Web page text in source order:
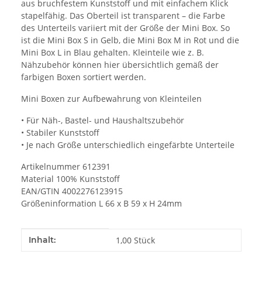
aus bruchfestem Kunststoff und mit einfachem Klick
stapelfähig. Das Oberteil ist transparent – die Farbe
des Unterteils variiert mit der Größe der Mini Box. So
ist die Mini Box S in Gelb, die Mini Box M in Rot und die
Mini Box L in Blau gehalten. Kleinteile wie z. B.
Nähzubehör können hier übersichtlich gemäß der
farbigen Boxen sortiert werden.
Mini Boxen zur Aufbewahrung von Kleinteilen
• Für Näh-, Bastel- und Haushaltszubehör
• Stabiler Kunststoff
• Je nach Größe unterschiedlich eingefärbte Unterteile
Artikelnummer 612391
Material 100% Kunststoff
EAN/GTIN 4002276123915
Größeninformation L 66 x B 59 x H 24mm
Produkteigenschaft
Wert
Inhalt: 1,00 Stück